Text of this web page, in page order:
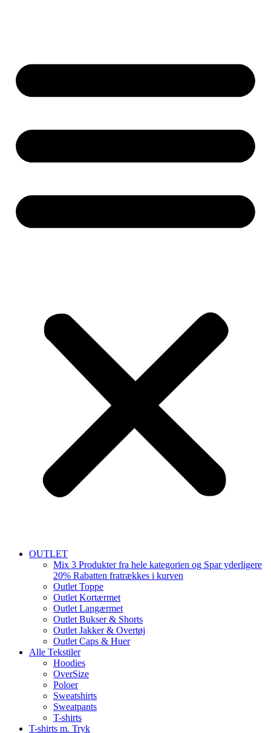
OUTLET
Mix 3 Produkter fra hele kategorien og Spar yderligere
20% Rabatten fratrækkes i kurven
Outlet Toppe
Outlet Kortærmet
Outlet Langærmet
Outlet Bukser & Shorts
Outlet Jakker & Overtøj
Outlet Caps & Huer
Alle Tekstiler
Hoodies
OverSize
Poloer
Sweatshirts
Sweatpants
T-shirts
T-shirts m. Tryk